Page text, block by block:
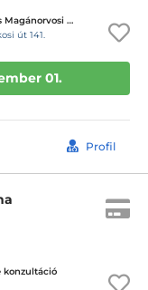
Cornermed Nőgyógyászati és Magánorvosi Rendelő
út 141.
01.
Profil
konzultáció